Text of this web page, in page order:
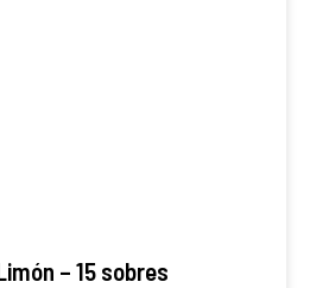
– 15 sobres